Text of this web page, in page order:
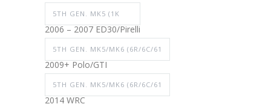
5TH GEN. MK5 (1K
2006 – 2007 ED30/Pirelli
5TH GEN. MK5/MK6 (6R/6C/61
2009+ Polo/GTI
5TH GEN. MK5/MK6 (6R/6C/61
2014 WRC